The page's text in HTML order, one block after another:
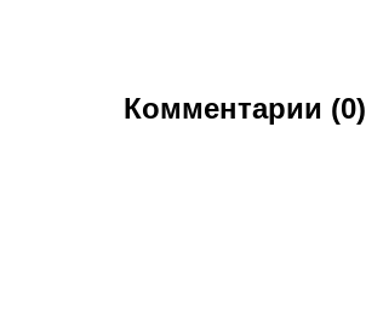
Комментарии (0)